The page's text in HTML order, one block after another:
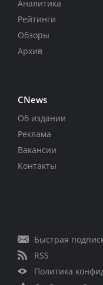
Аналитика
Рейтинги
Обзоры
Архив
CNews
Об издании
Реклама
Вакансии
Контакты
Быстрая
RSS
Политика